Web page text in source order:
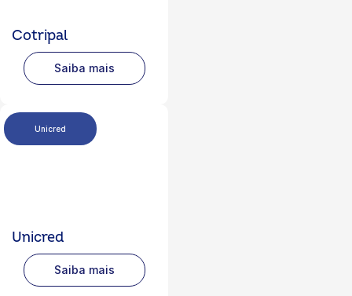
Cotripal
Saiba mais
Unicred
Unicred
Saiba mais